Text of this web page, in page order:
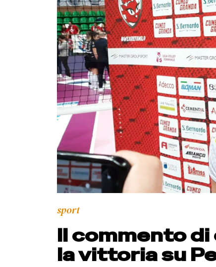
sport
Il commento
la vittoria su